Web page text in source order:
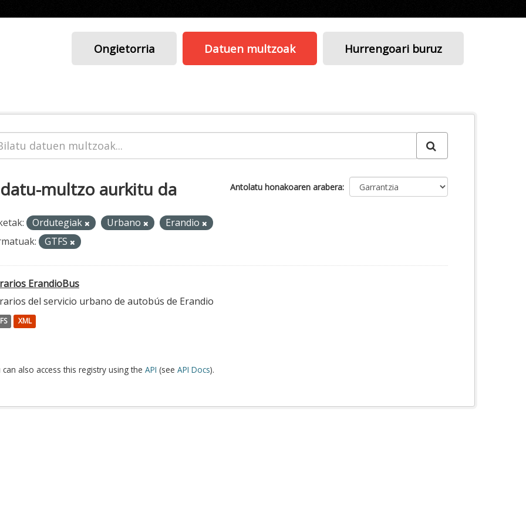
Ongietorria Datuen multzoak Hurrengoari buruz
Antolatu honakoaren arabera
multzo aurkitu da
Ordutegiak Urbano
Erandio
GTFS
ErandioBus
del servicio urbano de autobús de Erandio
XML
can also access this registry using the API (see API Docs).